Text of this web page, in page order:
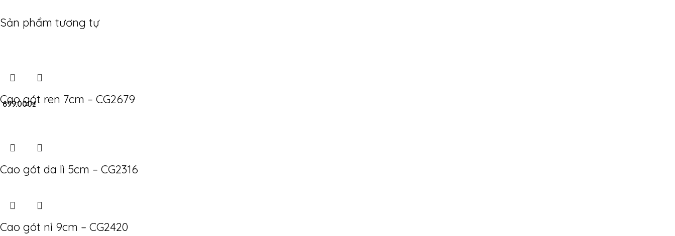
Sản phẩm tương tự
Cao gót ren 7cm – CG2679
699.000₫
Cao gót da lì 5cm – CG2316
Cao gót nỉ 9cm – CG2420